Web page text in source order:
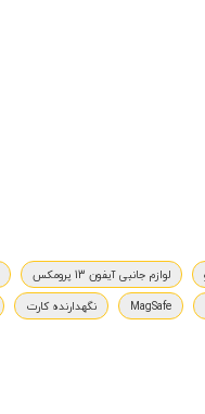
لوازم جانبی آیفون 13 پرومکس
MagSafe نگهدارنده کارت